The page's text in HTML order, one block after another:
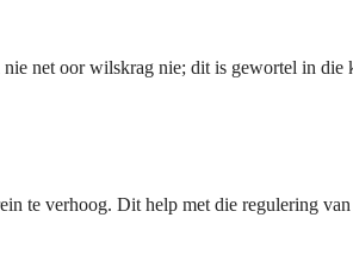
net oor wilskrag nie; dit is gewortel in die
te verhoog. Dit help met die regulering